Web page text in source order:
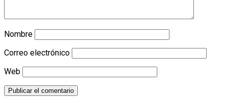
Nombre
Correo electrónico
Web